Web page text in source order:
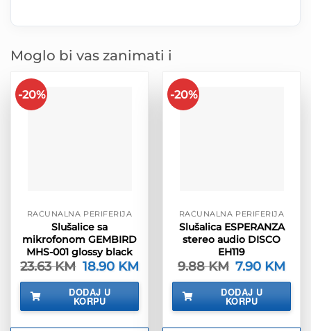
Moglo bi vas zanimati i
-20%
RAČUNALNA PERIFERIJA
Slušalice sa
mikrofonom GEMBIRD
MHS-001 glossy black
23.63KM Izvorna
cijena
bila
je:
23.63 KM.
18.90 KM Trenutna
je:
18.90 KM.
DODAJ U
KORPU
-20%
RAČUNALNA PERIFERIJA
Slušalica ESPERANZA
stereo audio DISCO
EH119
9.88KM Izvorna
cijena
bila
je:
9.88 KM.
7.90 KM
je:
DODAJ U
KORPU